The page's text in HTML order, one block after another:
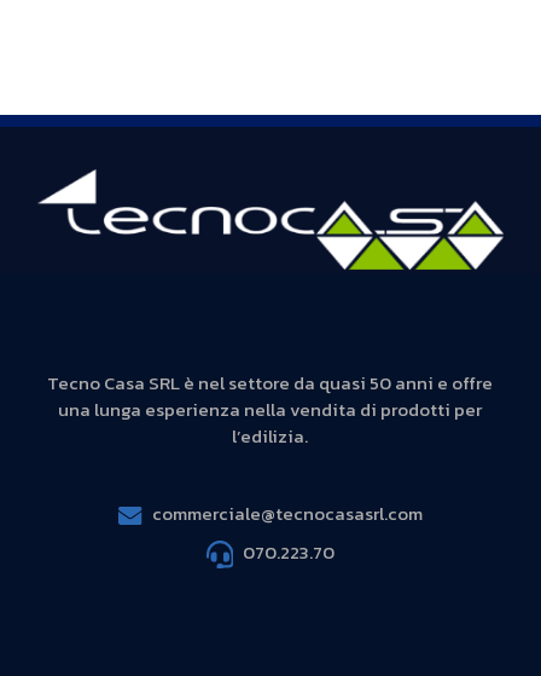
Tecno Casa SRL è nel settore da quasi 50 anni e offre
una lunga esperienza nella vendita di prodotti per
l’edilizia.
commerciale@tecnocasasrl.com
070.223.70